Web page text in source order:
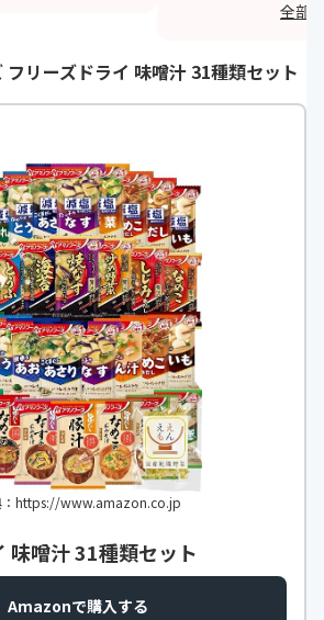
https://monita.online
場合、非常食が短
すし、調理も水や
うので、とても良
全部
リーズドライ 味噌汁 31種類セット
：https://www.amazon.co.jp
味噌汁 31種類セット
Amazonで購入する